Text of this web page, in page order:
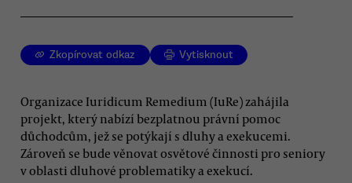
Zkopírovat odkaz Vytisknout
Organizace Iuridicum Remedium (IuRe) zahájila
projekt, který nabízí bezplatnou právní pomoc
důchodcům, jež se potýkají s dluhy a exekucemi.
Zároveň se bude věnovat osvětové činnosti pro seniory
v oblasti dluhové problematiky a exekucí.